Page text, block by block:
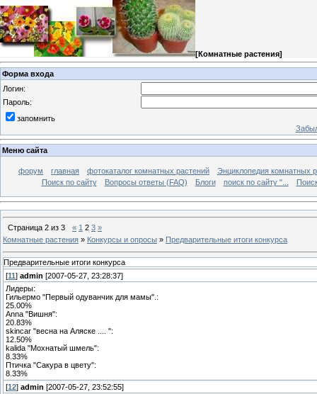
[Комнатные растения]
Форма входа
Логин:
Пароль:
запомнить
Меню сайта
форум главная фотокаталог комнатных растений
Энциклопедия комнатных
Поиск по сайту
Вопросы ответы (FAQ) Блоги поиск по сайту "...
Страница 2 из 3 « 1 2 3 »
Комнатные растения » Конкурсы и опросы » Предварительные итоги конкурса
Предварительные итоги конкурса
[11] admin [2007-05-27, 23:28:37]
Лидеры:
Гильермо "Первый одуванчик для мамы".:
25.00%
Anna "Вишня":
20.83%
skincar "весна на Аляске .... ":
12.50%
kalida "Мохнатый шмель":
8.33%
Птичка "Сакура в цвету":
8.33%
[12] admin [2007-05-27, 23:52:55]